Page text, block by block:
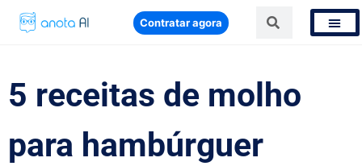
Contratar agora
5 receitas de molho
para hambúrguer